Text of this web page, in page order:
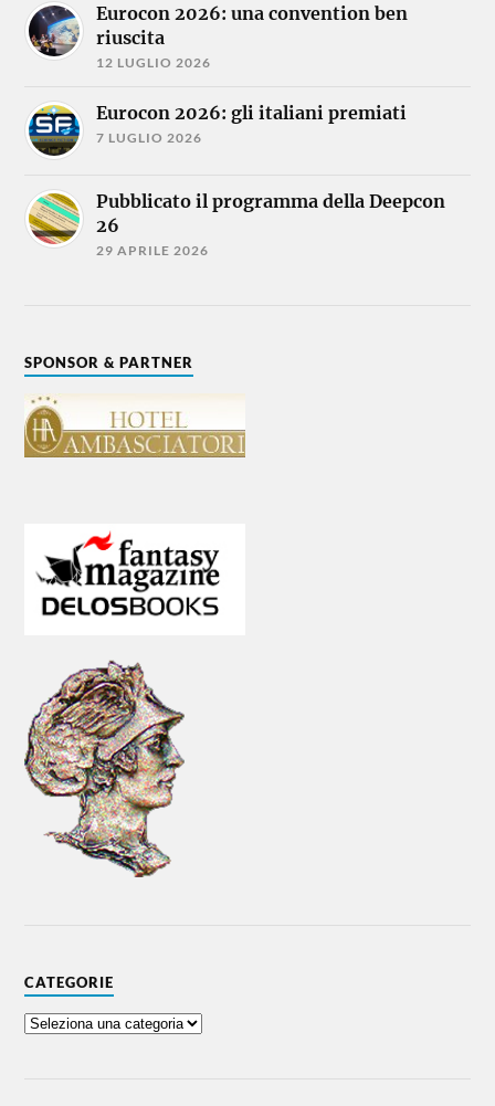
Eurocon 2026: una convention ben
riuscita
12 LUGLIO 2026
Eurocon 2026: gli italiani premiati
7 LUGLIO 2026
Pubblicato il programma della Deepcon
26
29 APRILE 2026
SPONSOR & PARTNER
CATEGORIE